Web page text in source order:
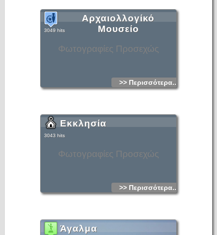
Φωτογραφίες Προσεχώς
Αρχαιολλογίκό
Μουσείο
3049 hits
>> Περισσότερα...
Φωτογραφίες Προσεχώς
Εκκλησία
3043 hits
>> Περισσότερα...
Άγαλμα